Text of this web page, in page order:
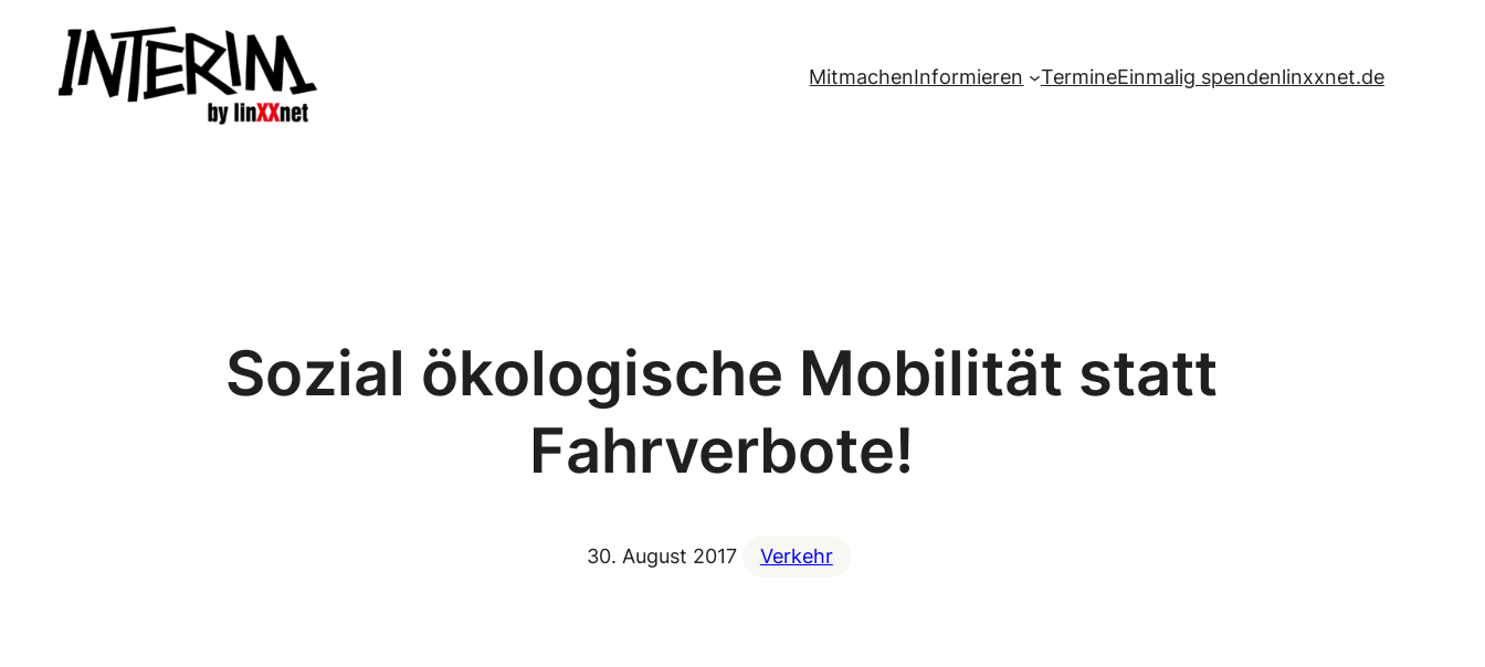
springen
MitmachenInformieren TermineEinmalig spendenlinxxnet.de
Sozial ökologische Mobilität statt
Fahrverbote!
30. August 2017 Verkehr